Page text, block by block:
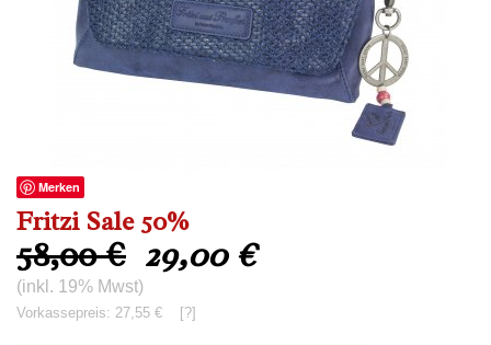
Merken
Fritzi Sale 50%
58,00 € 29,00 €
(inkl. 19% Mwst)
Vorkassepreis: 27,55 € [?]